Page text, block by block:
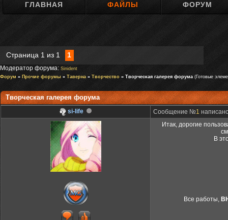
ГЛАВНАЯ ФАЙЛЫ ФОРУМ
Страница 1 из 1 1
Модератор форума: Sinident
Форум » Прочие форумы » Таверна » Творчество » Творческая галерея форума (Готовые
Творческая галерея форума
si-life Сообщение №1
Итак, дорогие
В
Все работы,